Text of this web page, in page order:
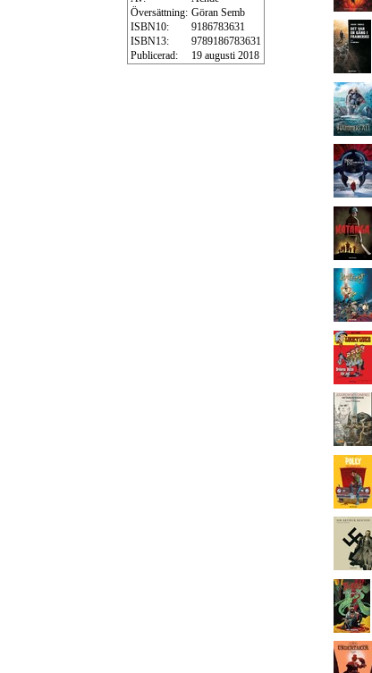
Översättning: Göran Semb
ISBN10:
9186783631
ISBN13:
9789186783631
Publicerad:
19 augusti 2018